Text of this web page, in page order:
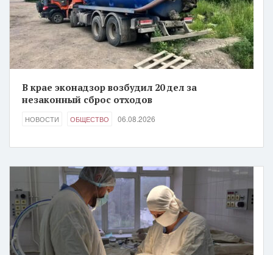
В крае эконадзор возбудил 20 дел за
незаконный сброс отходов
НОВОСТИ ОБЩЕСТВО 06.08.2026